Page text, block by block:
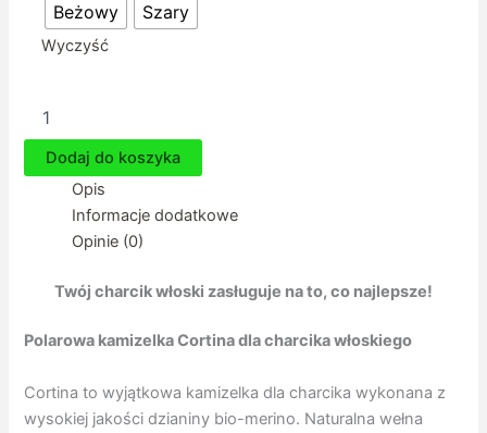
Beżowy Szary
Wyczyść
Charcik
włoski
-
Kamizelka
Cortina
Dodaj do koszyka
Opis
Informacje dodatkowe
Opinie (0)
Twój charcik włoski zasługuje na to, co najlepsze!
Polarowa kamizelka Cortina dla charcika włoskiego
Cortina to wyjątkowa kamizelka dla charcika wykonana z
wysokiej jakości dzianiny bio-merino. Naturalna wełna